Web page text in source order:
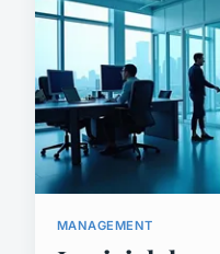
MANAGEMENT